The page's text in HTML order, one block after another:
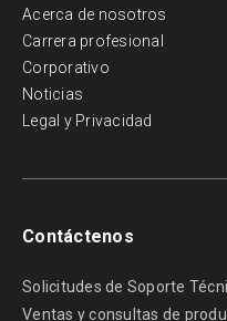
Acerca de nosotros
Carrera profesional
Corporativo
Noticias
Legal y Privacidad
Contáctenos
Solicitudes de Soporte
Ventas y consultas de